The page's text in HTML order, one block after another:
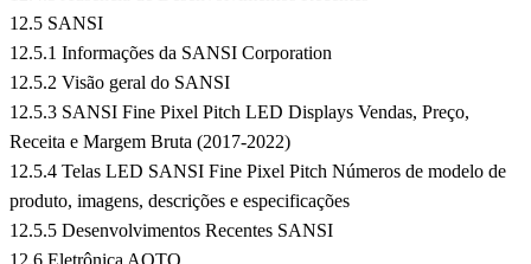
12.5 SANSI
12.5.1 Informações da SANSI Corporation
12.5.2 Visão geral do SANSI
12.5.3 SANSI Fine Pixel Pitch LED Displays Vendas, Preço,
Receita e Margem Bruta (2017-2022)
12.5.4 Telas LED SANSI Fine Pixel Pitch Números de modelo de
produto, imagens, descrições e especificações
12.5.5 Desenvolvimentos Recentes SANSI
12.6 Eletrônica AOTO